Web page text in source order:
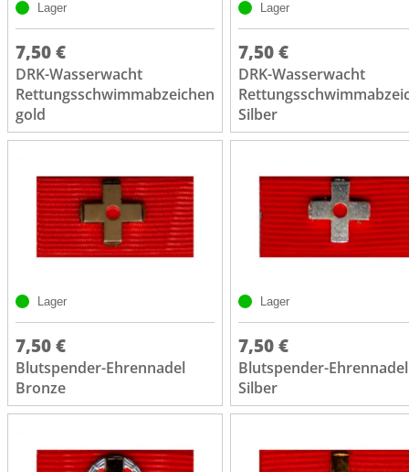
Lager
7,50 €
DRK-Wasserwacht
Rettungsschwimmabzeichen
gold
Lager
7,50 €
DRK-Wasserwacht
Silber
Lager
7,50 €
Blutspender-Ehrennadel
Bronze
Lager
7,50 €
Blutspender-Ehrennadel
Silber